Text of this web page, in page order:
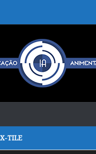
TILE